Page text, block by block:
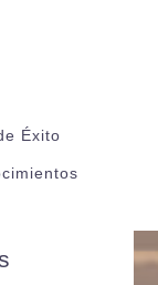
Éxito